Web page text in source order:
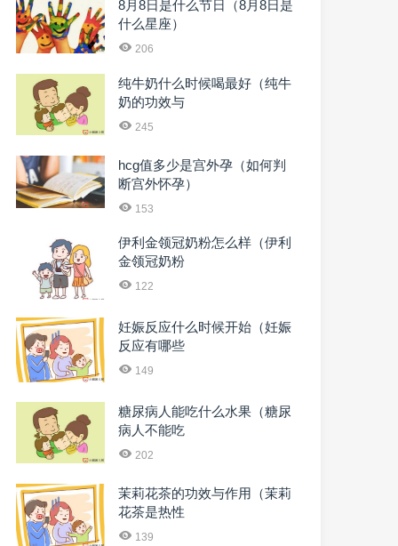
8月8日是什么节日（8月8日是
什么星座）
206
纯牛奶什么时候喝最好（纯牛
奶的功效与
245
hcg值多少是宫外孕（如何判
断宫外怀孕）
153
伊利金领冠奶粉怎么样（伊利
金领冠奶粉
122
妊娠反应什么时候开始（妊娠
反应有哪些
149
糖尿病人能吃什么水果（糖尿
病人不能吃
202
茉莉花茶的功效与作用（茉莉
花茶是热性
139